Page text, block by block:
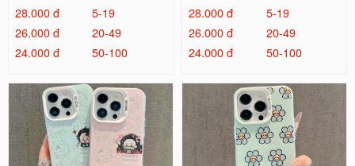
28.000 đ
5-19
26.000 đ
20-49
24.000 đ
50-100
28.000 đ
5-19
26.000 đ
20-49
24.000 đ
50-100